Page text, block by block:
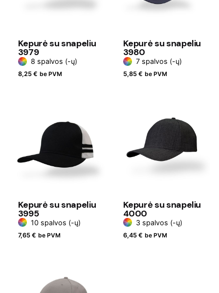
Kepurė su snapeliu
3979
8 spalvos (-ų)
8,25 € be PVM
Kepurė su snapeliu
3980
7 spalvos (-ų)
5,85 € be PVM
Kepurė su snapeliu
3995
10 spalvos (-ų)
7,65 € be PVM
Kepurė su snapeliu
4000
3 spalvos (-ų)
6,45 € be PVM